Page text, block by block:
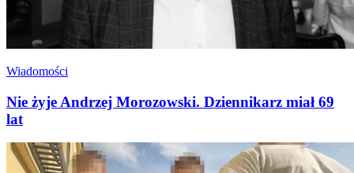
Wiadomości
Nie żyje Andrzej Morozowski. Dziennikarz miał 69
lat